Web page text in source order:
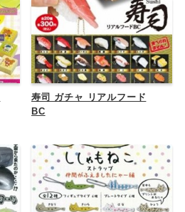
寿司 ガチャ リアルフード
BC